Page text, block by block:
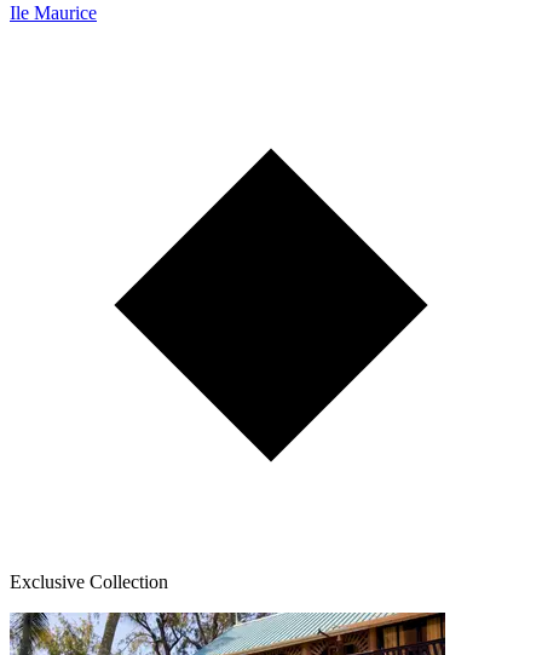
Ile Maurice
Exclusive Collection